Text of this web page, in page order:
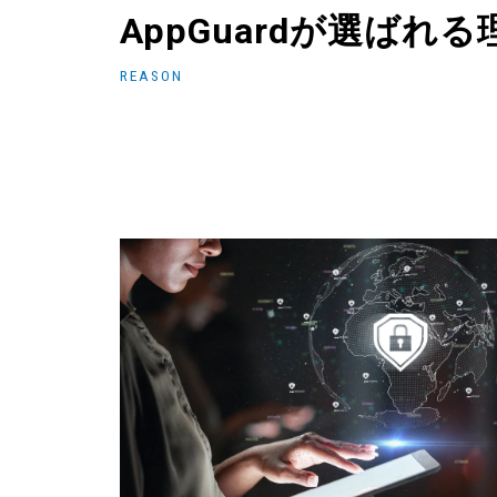
AppGuardが選ばれる
REASON